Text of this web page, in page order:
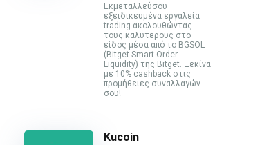
Εκμεταλλεύσου
εξειδικευμένα εργαλεία
trading ακολουθώντας
τους καλύτερους στο
είδος μέσα από το BGSOL
(Bitget Smart Order
Liquidity) της Bitget. Ξεκίνα
με 10% cashback στις
προμήθειες συναλλαγών
σου!
Kucoin